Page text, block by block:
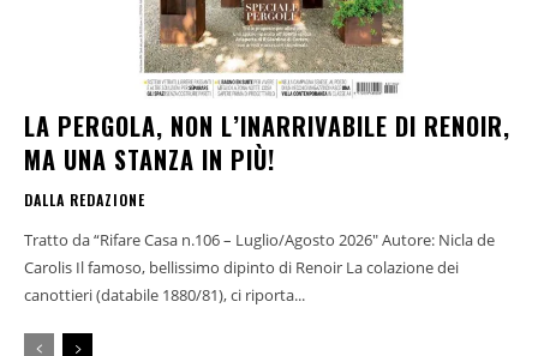
LA PERGOLA, NON L’INARRIVABILE DI RENOIR,
MA UNA STANZA IN PIÙ!
DALLA REDAZIONE
Tratto da “Rifare Casa n.106 – Luglio/Agosto 2026" Autore: Nicla de
Carolis Il famoso, bellissimo dipinto di Renoir La colazione dei
canottieri (databile 1880/81), ci riporta...